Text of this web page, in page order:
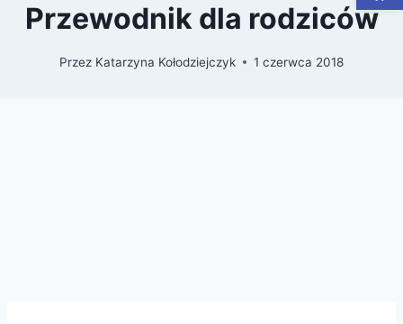
Przewodnik dla rodziców
Przez Katarzyna Kołodziejczyk 1 czerwca 2018